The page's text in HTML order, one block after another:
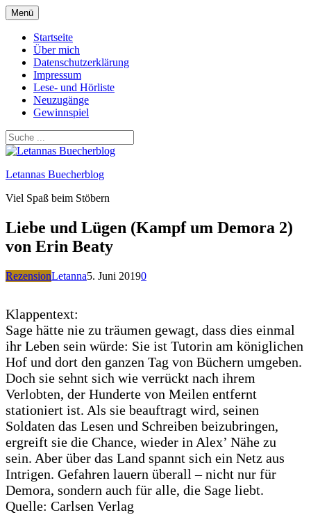
Zum
Inhalt
springen
Menü
Startseite
Über mich
Datenschutzerklärung
Impressum
Lese- und Hörliste
Neuzugänge
Gewinnspiel
Letannas Buecherblog
Viel Spaß beim Stöbern
Liebe und Lügen (Kampf um Demora 2)
von Erin Beaty
RezensionLetanna5. Juni 20190
Klappentext:
Sage hätte nie zu träumen gewagt, dass dies einmal
ihr Leben sein würde: Sie ist Tutorin am königlichen
Hof und dort den ganzen Tag von Büchern umgeben.
Doch sie sehnt sich wie verrückt nach ihrem
Verlobten, der Hunderte von Meilen entfernt
stationiert ist. Als sie beauftragt wird, seinen
Soldaten das Lesen und Schreiben beizubringen,
ergreift sie die Chance, wieder in Alex’ Nähe zu
sein. Aber über das Land spannt sich ein Netz aus
Intrigen. Gefahren lauern überall – nicht nur für
Demora, sondern auch für alle, die Sage liebt.
Quelle: Carlsen Verlag